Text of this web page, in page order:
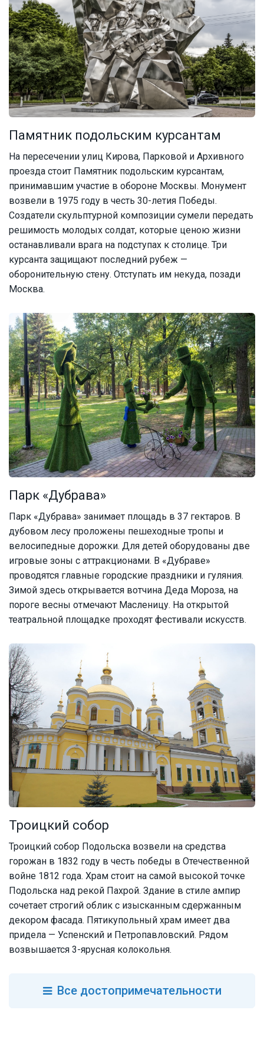
Памятник подольским курсантам
На пересечении улиц Кирова, Парковой и Архивного
проезда стоит Памятник подольским курсантам,
принимавшим участие в обороне Москвы. Монумент
возвели в 1975 году в честь 30-летия Победы.
Создатели скульптурной композиции сумели передать
решимость молодых солдат, которые ценою жизни
останавливали врага на подступах к столице. Три
курсанта защищают последний рубеж —
оборонительную стену. Отступать им некуда, позади
Москва.
Парк «Дубрава»
Парк «Дубрава» занимает площадь в 37 гектаров. В
дубовом лесу проложены пешеходные тропы и
велосипедные дорожки. Для детей оборудованы две
игровые зоны с аттракционами. В «Дубраве»
проводятся главные городские праздники и гуляния.
Зимой здесь открывается вотчина Деда Мороза, на
пороге весны отмечают Масленицу. На открытой
театральной площадке проходят фестивали искусств.
Троицкий собор
Троицкий собор Подольска возвели на средства
горожан в 1832 году в честь победы в Отечественной
войне 1812 года. Храм стоит на самой высокой точке
Подольска над рекой Пахрой. Здание в стиле ампир
сочетает строгий облик с изысканным сдержанным
декором фасада. Пятикупольный храм имеет два
придела — Успенский и Петропавловский. Рядом
возвышается 3-ярусная колокольня.
Вседостопримечательности